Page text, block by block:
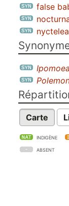
false
nyctelea
Carte
INDIGÈNE
ABSENT